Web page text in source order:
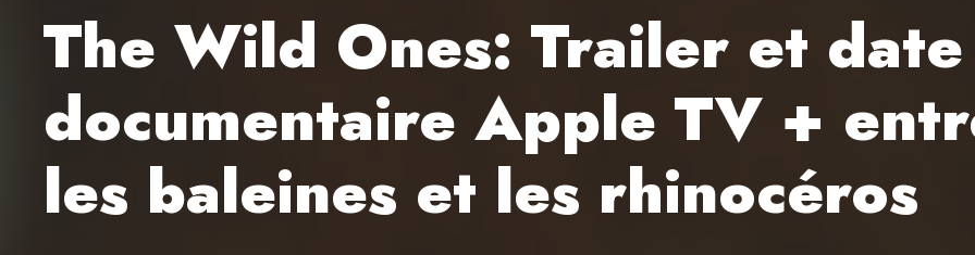
The Wild Ones: Trailer et
documentaire Apple TV +
les baleines et les rhinocéros